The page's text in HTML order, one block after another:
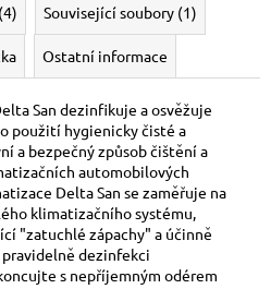
Související soubory (1)
Ostatní informace
San dezinfikuje a osvěžuje
použití hygienicky čisté a
a bezpečný způsob čištění a
automobilových
Delta San se zaměřuje na
klimatizačního systému,
"zatuchlé zápachy" a účinně
dezinfekci
s nepříjemným odérem